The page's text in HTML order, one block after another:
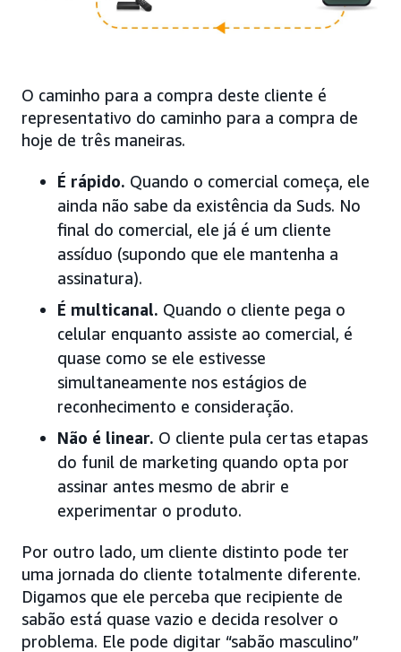
O caminho para a compra deste cliente é
representativo do caminho para a compra de
hoje de três maneiras.
É rápido. Quando o comercial começa, ele
ainda não sabe da existência da Suds. No
final do comercial, ele já é um cliente
assíduo (supondo que ele mantenha a
assinatura).
É multicanal. Quando o cliente pega o
celular enquanto assiste ao comercial, é
quase como se ele estivesse
simultaneamente nos estágios de
reconhecimento e consideração.
Não é linear. O cliente pula certas etapas
do funil de marketing quando opta por
assinar antes mesmo de abrir e
experimentar o produto.
Por outro lado, um cliente distinto pode ter
uma jornada do cliente totalmente diferente.
Digamos que ele perceba que recipiente de
sabão está quase vazio e decida resolver o
problema. Ele pode digitar “sabão masculino”